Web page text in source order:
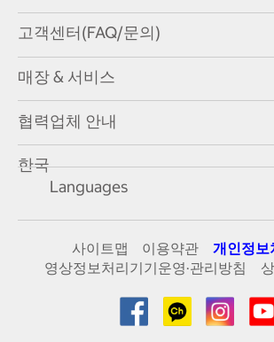
고객센터(FAQ/문의)
매장 & 서비스
협력업체 안내
한국
Languages
사이트맵 이용약관
개인정보
영상정보처리기기운영·관리방침